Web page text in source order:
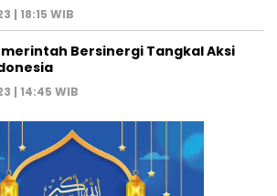
| 18:15 WIB
Bersinergi Tangkal Aksi
| 14:45 WIB